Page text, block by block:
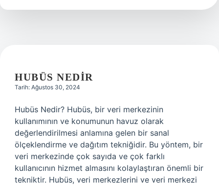
HUBÜS NEDIR
Tarih: Ağustos 30, 2024
Hubüs Nedir? Hubüs, bir veri merkezinin
kullanımının ve konumunun havuz olarak
değerlendirilmesi anlamına gelen bir sanal
ölçeklendirme ve dağıtım tekniğidir. Bu yöntem, bir
veri merkezinde çok sayıda ve çok farklı
kullanıcının hizmet almasını kolaylaştıran önemli bir
tekniktir. Hubüs, veri merkezlerini ve veri merkezi